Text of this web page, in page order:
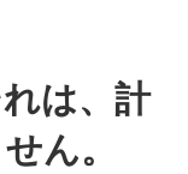
は、計
ん。